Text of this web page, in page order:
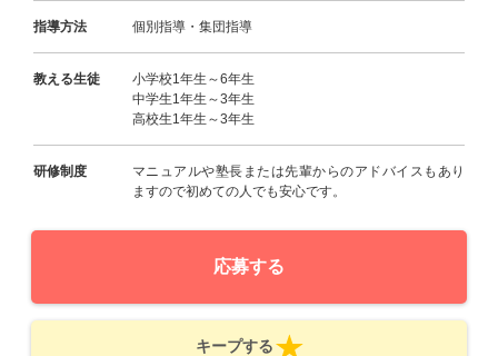
指導方法 個別指導・集団指導
教える生徒
小学校1年生～6年生
中学生1年生～3年生
高校生1年生～3年生
研修制度
マニュアルや塾長または先輩からのアドバイスもあり
ますので初めての人でも安心です。
応募する
キープする